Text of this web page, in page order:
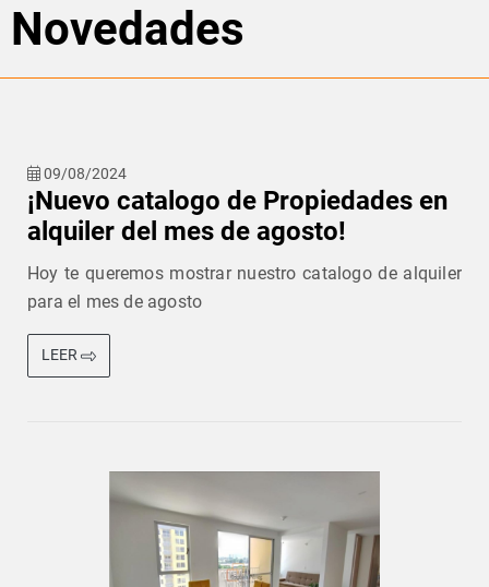
Novedades
09/08/2024
¡Nuevo catalogo de Propiedades en
alquiler del mes de agosto!
Hoy te queremos mostrar nuestro catalogo de alquiler
para el mes de agosto
LEER